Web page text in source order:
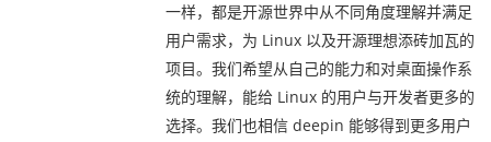
一样，都是开源世界中从不同角度理解并满足
用户需求，为 Linux 以及开源理想添砖加瓦的
项目。我们希望从自己的能力和对桌面操作系
统的理解，能给 Linux 的用户与开发者更多的
选择。我们也相信 deepin 能够得到更多用户